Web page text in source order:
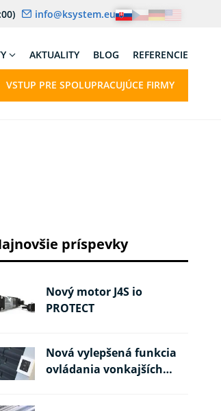
info@ksystem.eu
AKTUALITY BLOG REFERENCIE
VSTUP PRE SPOLUPRACUJÚCE FIRMY
príspevky
Nový motor J4S io
PROTECT
Nová vylepšená funkcia
ovládania vonkajších